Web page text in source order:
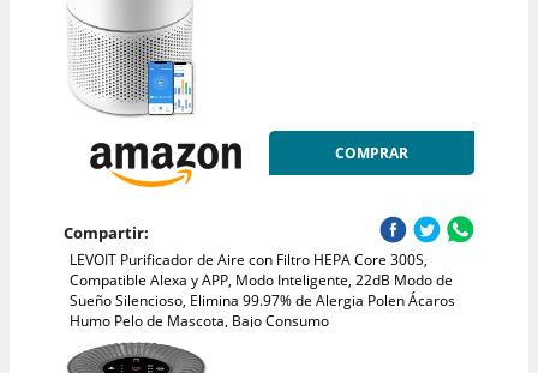
COMPRAR
Compartir:
LEVOIT Purificador de Aire con Filtro HEPA Core 300S,
Compatible Alexa y APP, Modo Inteligente, 22dB Modo de
Sueño Silencioso, Elimina 99.97% de Alergia Polen Ácaros
Humo Pelo de Mascota, Bajo Consumo